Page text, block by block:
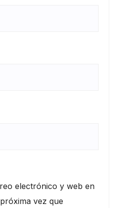
electrónico y web en
vez que